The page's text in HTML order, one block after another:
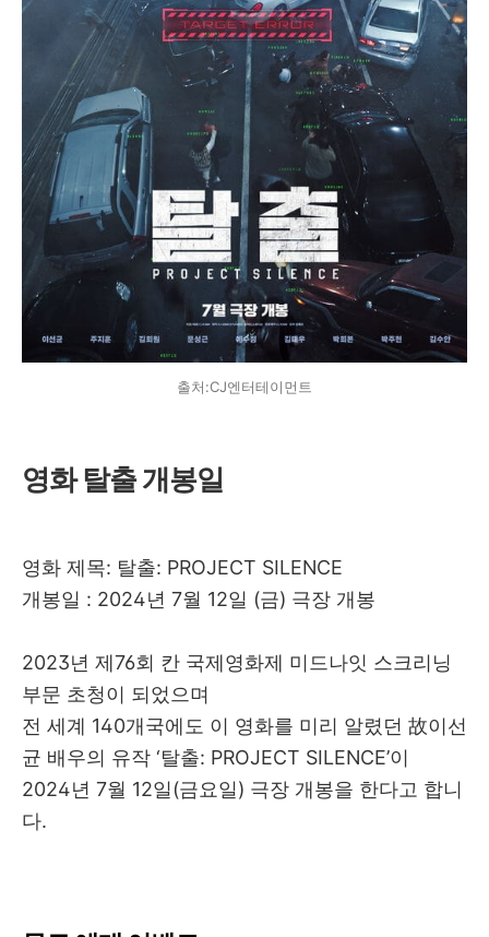
출처:CJ엔터테이먼트
영화 탈출 개봉일
영화 제목: 탈출: PROJECT SILENCE
개봉일 : 2024년 7월 12일 (금) 극장 개봉
2023년 제76회 칸 국제영화제 미드나잇 스크리닝
부문 초청이 되었으며
전 세계 140개국에도 이 영화를 미리 알렸던 故이선
균 배우의 유작 ‘탈출: PROJECT SILENCE’이
2024년 7월 12일(금요일) 극장 개봉을 한다고 합니
다.